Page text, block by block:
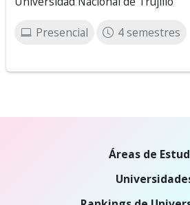
Presencial 4 semestres
Áreas de